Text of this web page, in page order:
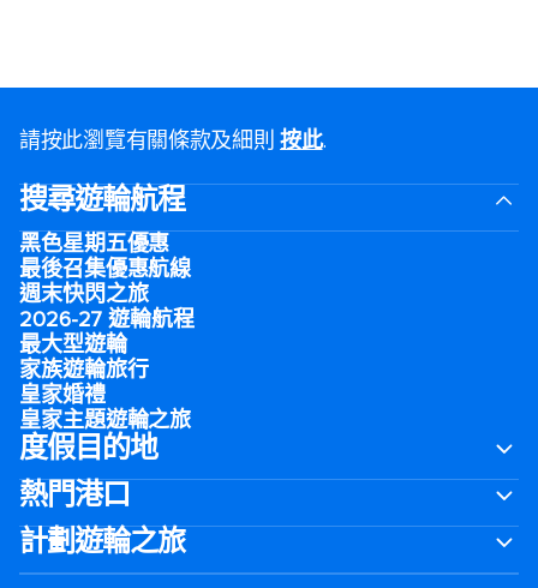
請按此瀏覽有關條款及細則按此.
搜尋遊輪航程
黑色星期五優惠
最後召集優惠航線
週末快閃之旅
2026-27 遊輪航程
最大型遊輪
家族遊輪旅行
皇家婚禮
皇家主題遊輪之旅
度假目的地
熱門港口
計劃遊輪之旅